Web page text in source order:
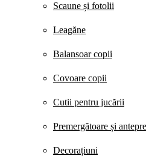
Scaune și fotolii
Leagăne
Balansoar copii
Covoare copii
Cutii pentru jucării
Premergătoare și
Decorațiuni